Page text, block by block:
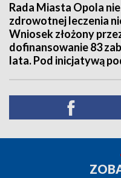
Rada Miasta Opola
zdrowotnej leczenia
Wniosek złożony
dofinansowanie 83
lata. Pod inicjatywą